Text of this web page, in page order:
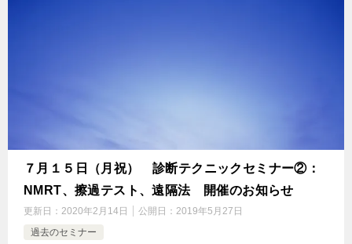
７月１５日（月祝） 診断テクニックセミナー②：
NMRT、擦過テスト、遠隔法 開催のお知らせ
更新日： 2020年2月14日 公開日： 2019年5月27日
過去のセミナー